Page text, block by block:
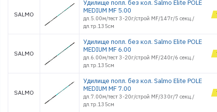
SALMO
Удилище попл. без кол. Salmo Elite POLE
MEDIUM MF 5.00
дл.5.00м/тест 3-20г/строй MF/147г/5 секц./
дл.тр.135см
SALMO
Удилище попл. без кол. Salmo Elite POLE
MEDIUM MF 6.00
дл.6.00м/тест 3-20г/строй MF/240г/6 секц./
дл.тр.135см
SALMO
Удилище попл. без кол. Salmo Elite POLE
MEDIUM MF 7.00
дл.7.00м/тест 3-20г/строй MF/330г/7 секц./
дл.тр.135см